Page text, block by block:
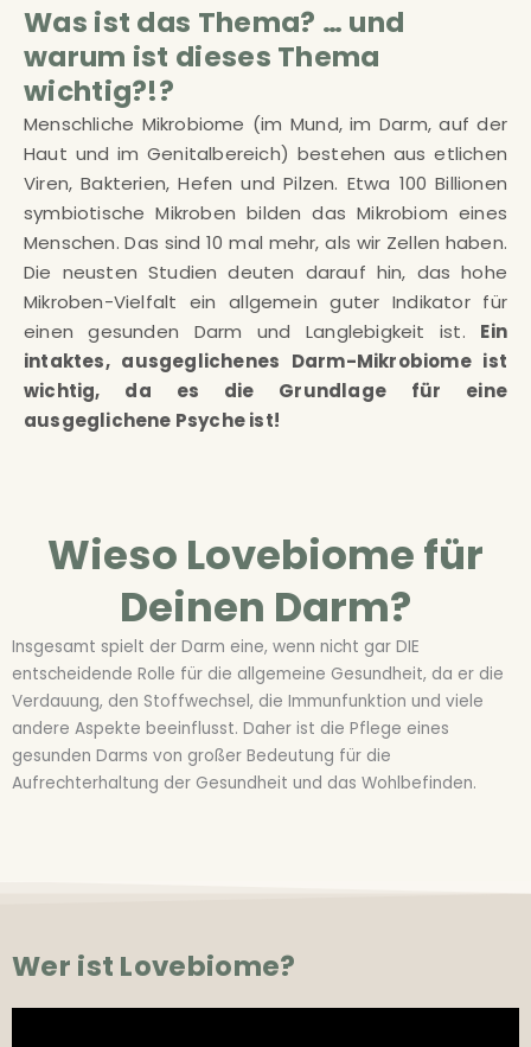
Was ist das Thema? … und
warum ist dieses Thema
wichtig?!?
Menschliche Mikrobiome (im Mund, im Darm, auf der
Haut und im Genitalbereich) bestehen aus etlichen
Viren, Bakterien, Hefen und Pilzen. Etwa 100 Billionen
symbiotische Mikroben bilden das Mikrobiom eines
Menschen. Das sind 10 mal mehr, als wir Zellen haben.
Die neusten Studien deuten darauf hin, das hohe
Mikroben-Vielfalt ein allgemein guter Indikator für
einen gesunden Darm und Langlebigkeit ist. Ein
intaktes, ausgeglichenes Darm-Mikrobiome ist
wichtig, da es die Grundlage für eine
ausgeglichene Psyche ist!
Wieso Lovebiome für
Deinen Darm?
Insgesamt spielt der Darm eine, wenn nicht gar DIE
entscheidende Rolle für die allgemeine Gesundheit, da er die
Verdauung, den Stoffwechsel, die Immunfunktion und viele
andere Aspekte beeinflusst. Daher ist die Pflege eines
gesunden Darms von großer Bedeutung für die
Aufrechterhaltung der Gesundheit und das Wohlbefinden.
Wer ist Lovebiome?